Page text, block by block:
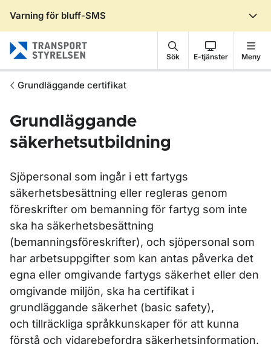
Varning för bluff-SMS
Sök E-tjänster Meny
Grundläggande certifikat
Grundläggande
säkerhetsutbildning
Sjöpersonal som ingår i ett fartygs
säkerhetsbesättning eller regleras genom
föreskrifter om bemanning för fartyg som inte
ska ha säkerhetsbesättning
(bemanningsföreskrifter), och sjöpersonal som
har arbetsuppgifter som kan antas påverka det
egna eller omgivande fartygs säkerhet eller den
omgivande miljön, ska ha certifikat i
grundläggande säkerhet (basic safety),
och tillräckliga språkkunskaper för att kunna
förstå och vidarebefordra säkerhetsinformation.